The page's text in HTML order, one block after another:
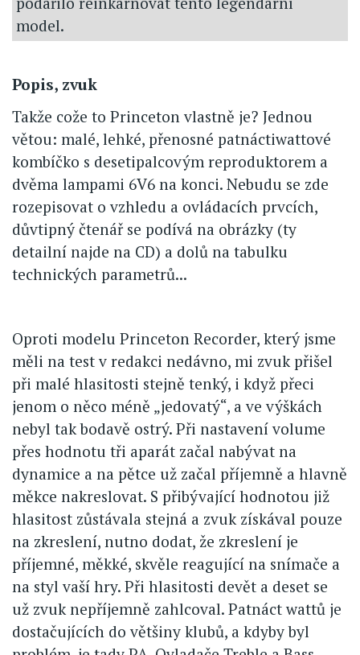
model.
Popis, zvuk
Takže cože to Princeton vlastně je? Jednou
větou: malé, lehké, přenosné patnáctiwattové
kombíčko s desetipalcovým reproduktorem a
dvěma lampami 6V6 na konci. Nebudu se zde
rozepisovat o vzhledu a ovládacích prvcích,
důvtipný čtenář se podívá na obrázky (ty
detailní najde na CD) a dolů na tabulku
technických parametrů...
Oproti modelu Princeton Recorder, který jsme
měli na test v redakci nedávno, mi zvuk přišel
při malé hlasitosti stejně tenký, i když přeci
jenom o něco méně „jedovatý“, a ve výškách
nebyl tak bodavě ostrý. Při nastavení volume
přes hodnotu tři aparát začal nabývat na
dynamice a na pětce už začal příjemně a hlavně
měkce nakreslovat. S přibývající hodnotou již
hlasitost zůstávala stejná a zvuk získával pouze
na zkreslení, nutno dodat, že zkreslení je
příjemné, měkké, skvěle reagující na snímače a
na styl vaší hry. Při hlasitosti devět a deset se
už zvuk nepříjemně zahlcoval. Patnáct wattů je
dostačujících do většiny klubů, a kdyby byl